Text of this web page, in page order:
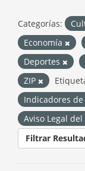
Categorías:
Economía
Deportes
ZIP
Indicadores
Aviso Legal del
Filtrar